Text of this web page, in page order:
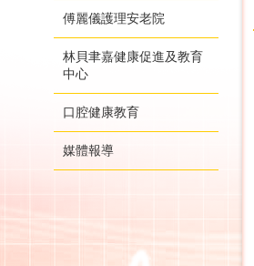
傅麗儀護理安老院
林貝聿嘉健康促進及教育
中心
口腔健康教育
媒體報導